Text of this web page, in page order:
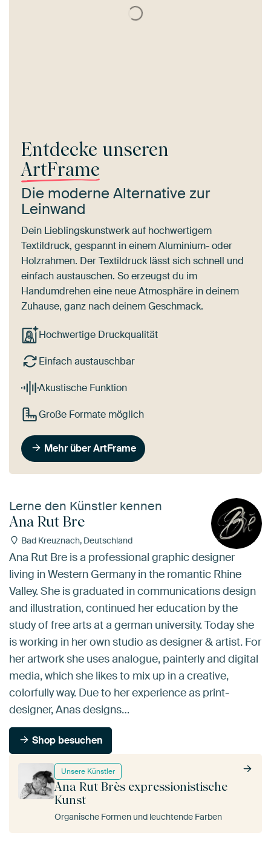
Entdecke unseren
ArtFrame
Die moderne Alternative zur
Leinwand
Dein Lieblingskunstwerk auf hochwertigem
Textildruck, gespannt in einem Aluminium- oder
Holzrahmen. Der Textildruck lässt sich schnell und
einfach austauschen. So erzeugst du im
Handumdrehen eine neue Atmosphäre in deinem
Zuhause, ganz nach deinem Geschmack.
Hochwertige Druckqualität
Einfach austauschbar
Akustische Funktion
Große Formate möglich
Mehr über ArtFrame
Lerne den Künstler kennen
Ana Rut Bre
Bad Kreuznach, Deutschland
Unsere Künstler
Ana Rut Brès expressionistische
Kunst
Organische Formen und leuchtende Farben
Ana Rut Bre is a professional graphic designer
living in Western Germany in the romantic Rhine
Valley. She is graduated in communications design
and illustration, continued her education by the
study of free arts at a german university. Today she
is working in her own studio as designer & artist. For
her artwork she uses analogue, painterly and digital
media, which she likes to mix up in a creative,
colorfully way. Due to her experience as print-
designer, Anas designs…
Shop besuchen